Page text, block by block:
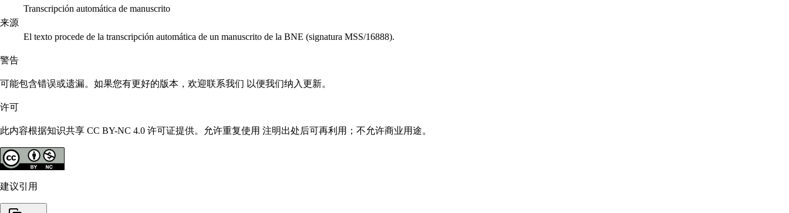
Transcripción automática de manuscrito
来源
El texto procede de la transcripción automática de un manuscrito de la BNE (signatura MSS/16888).
警告
可能包含错误或遗漏。如果您有更好的版本，欢迎联系我们 以便我们纳入更新。
许可
此内容根据知识共享 CC BY-NC 4.0 许可证提供。允许重复使用 注明出处后可再利用；不允许商业用途。
建议引用